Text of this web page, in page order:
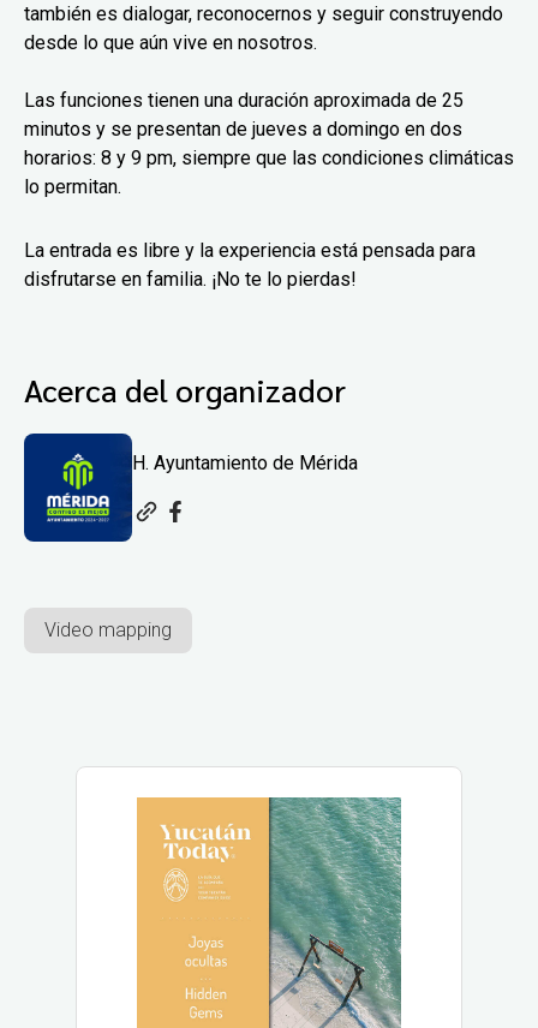
también es dialogar, reconocernos y seguir construyendo
desde lo que aún vive en nosotros.
Las funciones tienen una duración aproximada de 25
minutos y se presentan de jueves a domingo en dos
horarios: 8 y 9 pm, siempre que las condiciones climáticas
lo permitan.
La entrada es libre y la experiencia está pensada para
disfrutarse en familia. ¡No te lo pierdas!
Acerca del organizador
H. Ayuntamiento de Mérida
Video mapping